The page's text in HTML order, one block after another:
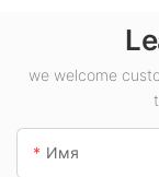
мощностью
Вт для
помещений,
как
we welcome
Имя